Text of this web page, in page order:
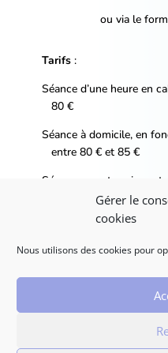
Gérer le
cookies
Nous utilisons des cookies pour
ou via le
Tarifs:
Séance d’une heure en
80 €
Séance à domicile, en
entre 80 € et 85 €
Séance en entreprises et
Création du site